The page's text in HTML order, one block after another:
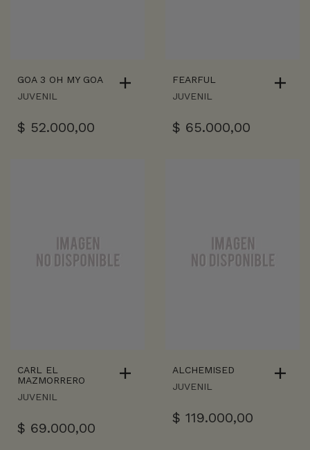
GOA 3 OH MY GOA
JUVENIL
$ 52.000,00
FEARFUL
JUVENIL
$ 65.000,00
CARL EL
MAZMORRERO
JUVENIL
$ 69.000,00
ALCHEMISED
JUVENIL
$ 119.000,00